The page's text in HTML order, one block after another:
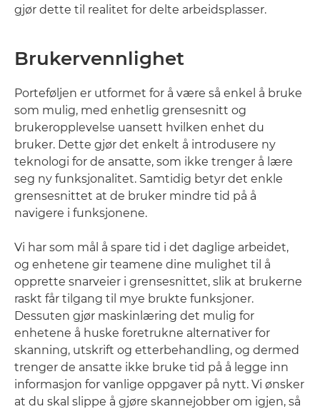
gjør dette til realitet for delte arbeidsplasser.
Brukervennlighet
Porteføljen er utformet for å være så enkel å bruke
som mulig, med enhetlig grensesnitt og
brukeropplevelse uansett hvilken enhet du
bruker. Dette gjør det enkelt å introdusere ny
teknologi for de ansatte, som ikke trenger å lære
seg ny funksjonalitet. Samtidig betyr det enkle
grensesnittet at de bruker mindre tid på å
navigere i funksjonene.
Vi har som mål å spare tid i det daglige arbeidet,
og enhetene gir teamene dine mulighet til å
opprette snarveier i grensesnittet, slik at brukerne
raskt får tilgang til mye brukte funksjoner.
Dessuten gjør maskinlæring det mulig for
enhetene å huske foretrukne alternativer for
skanning, utskrift og etterbehandling, og dermed
trenger de ansatte ikke bruke tid på å legge inn
informasjon for vanlige oppgaver på nytt. Vi ønsker
at du skal slippe å gjøre skannejobber om igjen, så